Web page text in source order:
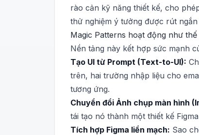
rào cản kỹ năng thiết kế, cho
thử nghiệm ý tưởng được rút
Magic Patterns hoạt động như thế
Nền tảng này kết hợp sức mạnh
Tạo UI từ Prompt (Text-to-UI):
trên, hai trường nhập liệu cho
tương ứng.
Chuyển đổi Ảnh chụp màn hình
tái tạo nó thành một thiết kế
Tích hợp Figma liền mạch: Sao